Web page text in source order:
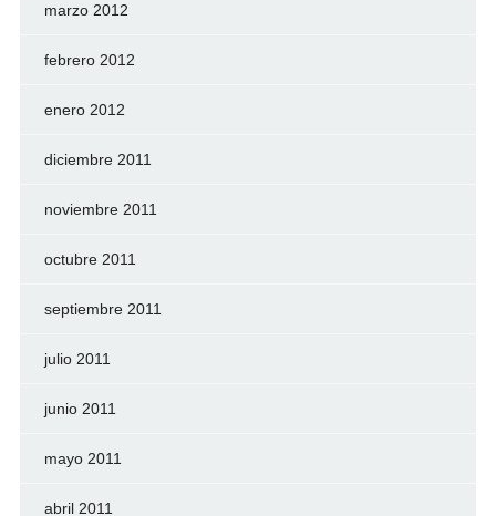
marzo 2012
febrero 2012
enero 2012
diciembre 2011
noviembre 2011
octubre 2011
septiembre 2011
julio 2011
junio 2011
mayo 2011
abril 2011